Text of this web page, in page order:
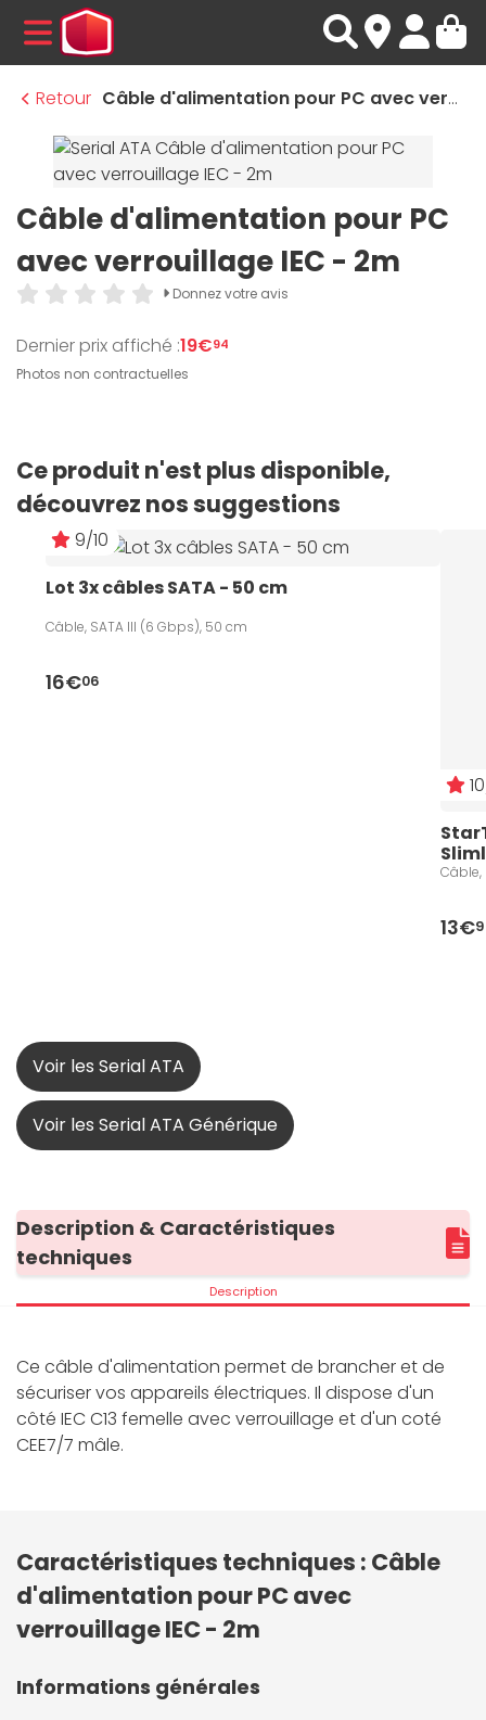
MENU
Retour
Câble d'alimentation pour PC avec verrouillage IEC - 2m
Câble d'alimentation pour PC
avec verrouillage IEC - 2m
Donnez votre avis
Dernier prix affiché :19€94
Photos non contractuelles
Ce produit n'est plus disponible,
découvrez nos suggestions
9/10
Lot 3x câbles SATA - 50 cm
Câble, SATA III (6 Gbps), 50 cm
16€06
Câble,
13€
Voir les Serial ATA
Voir les Serial ATA Générique
Description & Caractéristiques
techniques
Description
Ce câble d'alimentation permet de brancher et de
sécuriser vos appareils électriques. Il dispose d'un
côté IEC C13 femelle avec verrouillage et d'un coté
CEE7/7 mâle.
Caractéristiques techniques : Câble
d'alimentation pour PC avec
verrouillage IEC - 2m
Informations générales